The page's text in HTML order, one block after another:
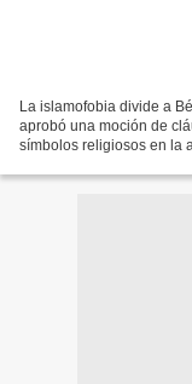
La islamofobia divide a
aprobó una moción de
símbolos religiosos en la